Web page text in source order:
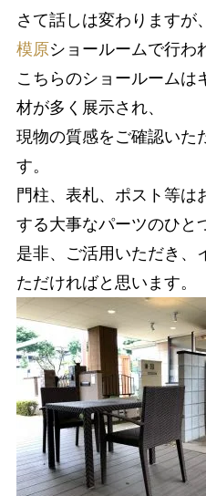
さて話しは変わりますが
模原ショールームで行わ
こちらのショールームは
材が多く展示され、
現物の質感をご確認いた
す。
門柱、表札、ポスト等は
する大事なパーツのひと
是非、ご活用いただき、
ただければと思います。